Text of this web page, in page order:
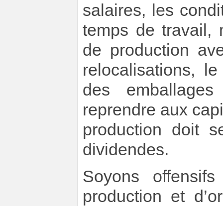
salaires, les
temps de travail,
de production
relocalisations,
des
reprendre aux
production doit
dividendes.
Soyons
production et